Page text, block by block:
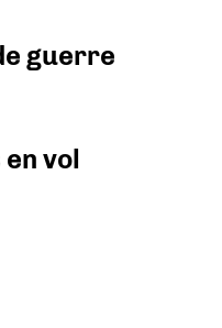
guerre
vol